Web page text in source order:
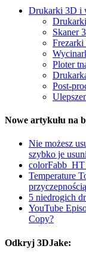
Drukarki 3D i
Skaner
Frezarki
Ploter
Post-
Nowe artykułu na
Nie możesz
szybko je
Temperature
5 niedrogich
YouTube
Copy?
Odkryj 3DJake: